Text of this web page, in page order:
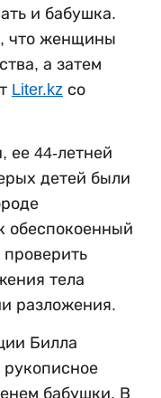
и бабушка.
что женщины
а затем
Liter.kz со
ее 44-летней
детей были
обеспокоенный
проверить
тела
разложения.
Билла
бабушки. В